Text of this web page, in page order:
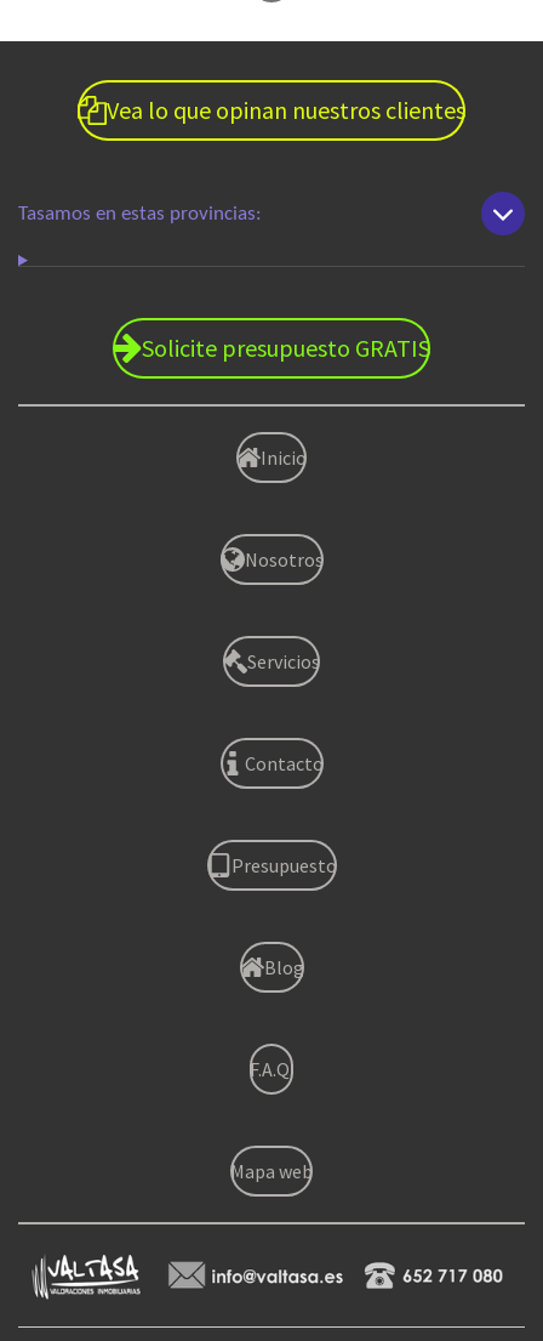
Vea lo que opinan nuestros clientes
Tasamos en estas provincias:
Solicite presupuesto GRATIS
Inicio
Nosotros
Servicios
Contacto
Presupuesto
Blog
F.A.Q.
Mapa web